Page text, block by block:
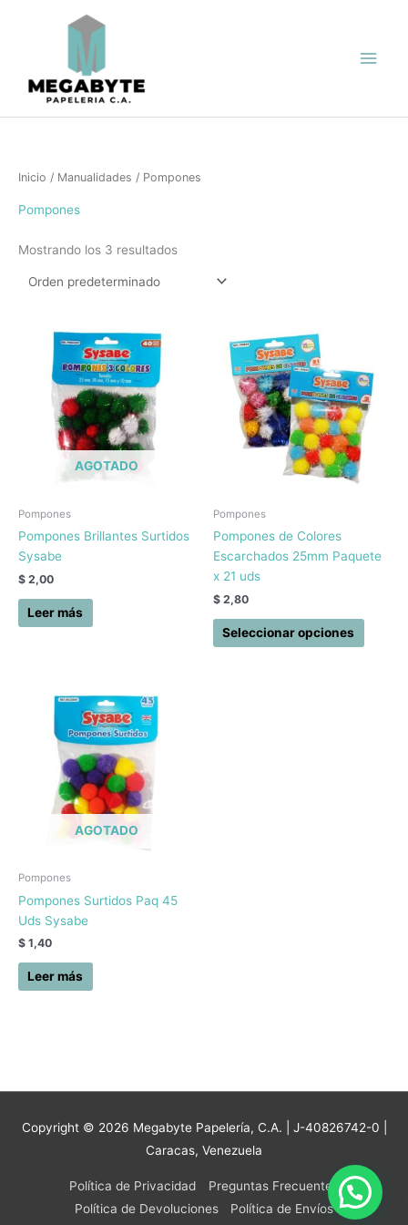
Inicio / Manualidades / Pompones
Pompones
Mostrando los 3 resultados
AGOTADO
Pompones
Pompones Brillantes Surtidos
Sysabe
$ 2,00
Leer más
Pompones
Pompones de Colores
Escarchados 25mm Paquete
x 21 uds
$ 2,80
Seleccionar opciones
tiene
Las
la
AGOTADO
Pompones
Pompones Surtidos Paq 45
Uds Sysabe
$ 1,40
Leer más
Copyright © 2026 Megabyte Papelería, C.A. | J-40826742-0 |
Caracas, Venezuela
Política de Privacidad
Preguntas Frecuentes
Política de Devoluciones
Política de Envíos